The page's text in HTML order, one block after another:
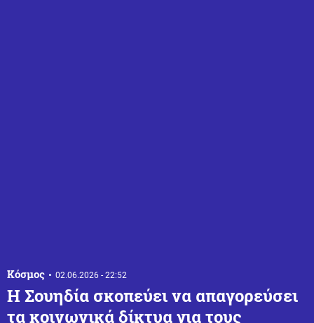
Κόσμος 02.06.2026 - 22:52
Η Σουηδία σκοπεύει να απαγορεύσει
τα κοινωνικά δίκτυα για τους